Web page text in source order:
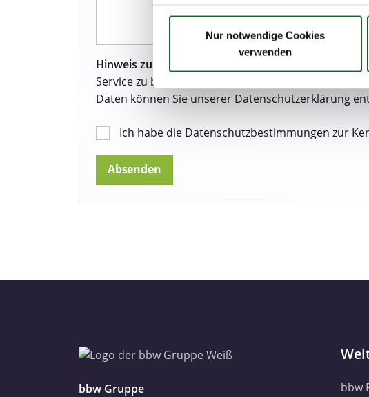
Informationen über Ihre
Erfahren Sie mehr darüber, wie Ihre
Wir verwenden Cookies, um Inhalte und
Website an unsere Partner für soziale
Nur notwendige Cookies
verwenden
Hinweis zum Datenschutz:
Wir sind sehr darum
Service zu bieten. Dazu gehört auch der Schutz
Daten können Sie unserer Datenschutzerklärung
Ich habe die Datenschutzbestimmungen zur
bbw Gruppe bbw